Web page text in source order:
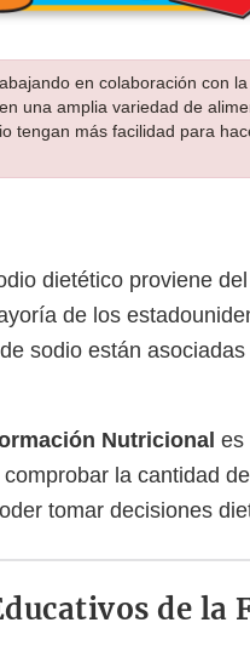
en colaboración con
una amplia variedad de
tengan más facilidad para
dietético proviene
de los
sodio están
Nutricional es
la cantidad
tomar decisiones
de la